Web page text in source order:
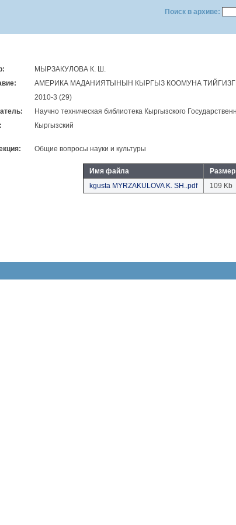
Поиск в архиве:
МЫРЗАКУЛОВА К. Ш.
АМЕРИКА МАДАНИЯТЫНЫН КЫРГЫЗ КООМУНА
2010-3 (29)
Научно техническая библиотека Кыргызского
Кыргызский
Общие вопросы науки и культуры
Имя файла Размер
kgusta MYRZAKULOVA K. SH..pdf
109 Kb